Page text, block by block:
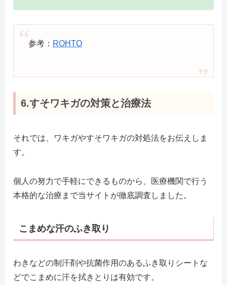
参考： ROHTO
6.すそワキガの対策と治療法
それでは、ワキガやすそワキガの対処法をお伝えしま
す。
個人の努力で手軽にできるものから、医療機関で行う
本格的な治療まで当サイトが徹底調査しました。
こまめな汗のふき取り
わきなどの制汗剤や抗菌作用のあるふき取りシートな
どでこまめに汗を拭きとりは有効です。